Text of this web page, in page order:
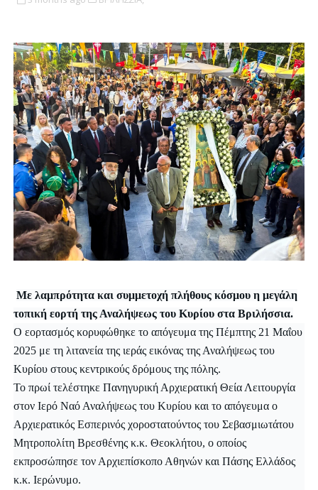
Με λαμπρότητα και συμμετοχή πλήθους κόσμου η μεγάλη
τοπική εορτή της Αναλήψεως του Κυρίου στα Βριλήσσια.
Ο εορτασμός κορυφώθηκε το απόγευμα της Πέμπτης 21 Mαΐου
2025 με τη λιτανεία της ιεράς εικόνας της Αναλήψεως του
Κυρίου στους κεντρικούς δρόμους της πόλης.
Το πρωί τελέστηκε Πανηγυρική Αρχιερατική Θεία Λειτουργία
στον Ιερό Ναό Αναλήψεως του Κυρίου και το απόγευμα ο
Αρχιερατικός Εσπερινός χοροστατούντος του Σεβασμιωτάτου
Μητροπολίτη Βρεσθένης κ.κ. Θεοκλήτου, ο οποίος
εκπροσώπησε τον Αρχιεπίσκοπο Αθηνών και Πάσης Ελλάδος
κ.κ. Ιερώνυμο.